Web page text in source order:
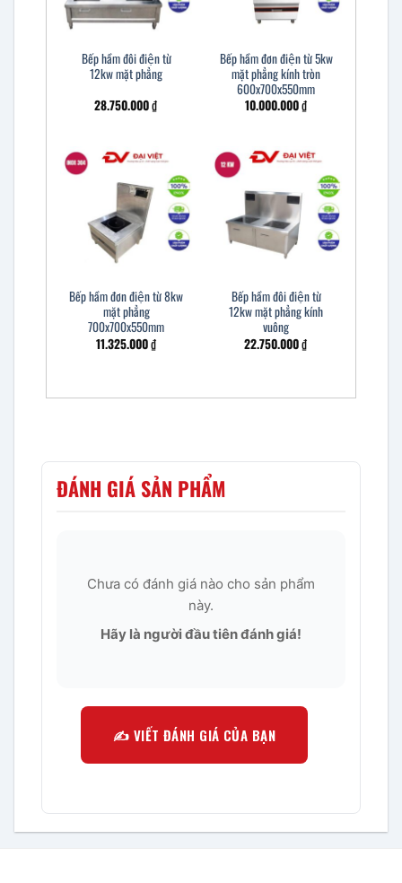
Bếp hầm đôi điện từ
12kw mặt phẳng
28.750.000₫
Bếp hầm đơn điện từ 5kw
mặt phẳng kính tròn
600x700x550mm
10.000.000₫
Bếp hầm đơn điện từ 8kw
mặt phẳng
700x700x550mm
11.325.000₫
Bếp hầm đôi điện từ
12kw mặt phẳng kính
vuông
22.750.000₫
ĐÁNH GIÁ SẢN PHẨM
Chưa có đánh giá nào cho sản phẩm
này.
Hãy là người đầu tiên đánh giá!
✍️ VIẾT ĐÁNH GIÁ CỦA BẠN